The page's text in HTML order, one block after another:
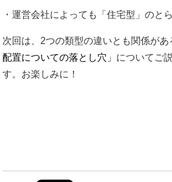
・運営会社によっても「住宅型」のと
次回は、2つの類型の違いとも関係があ
配置についての落とし穴」 についてご
す。お楽しみに！